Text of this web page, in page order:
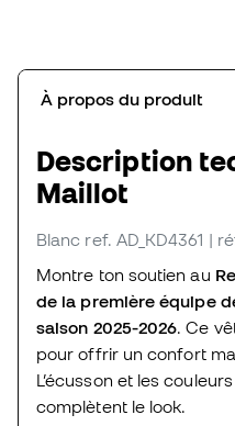
À propos du produit
Description
Maillot
Blanc ref. AD_KD4361 |
Montre ton soutien au
de la première équipe
saison 2025-2026. Ce
pour offrir un confort
L’écusson et les
complètent le look.